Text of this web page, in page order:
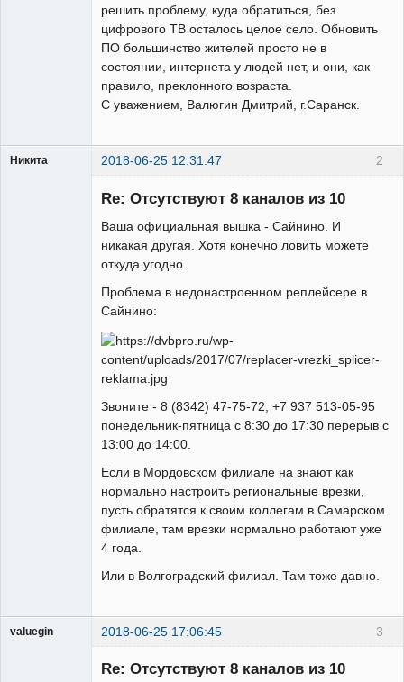
решить проблему, куда обратиться, без
цифрового ТВ осталось целое село. Обновить
ПО большинство жителей просто не в
состоянии, интернета у людей нет, и они, как
правило, преклонного возраста.
С уважением, Валюгин Дмитрий, г.Саранск.
2
Никита 2018-06-25 12:31:47
Re: Отсутствуют 8 каналов из 10
Ваша официальная вышка - Сайнино. И
никакая другая. Хотя конечно ловить можете
откуда угодно.
Проблема в недонастроенном реплейсере в
Сайнино:
Звоните - 8 (8342) 47-75-72, +7 937 513-05-95
понедельник-пятница с 8:30 до 17:30 перерыв с
13:00 до 14:00.
Если в Мордовском филиале на знают как
нормально настроить региональные врезки,
пусть обратятся к своим коллегам в Самарском
филиале, там врезки нормально работают уже
4 года.
Или в Волгоградский филиал. Там тоже давно.
3
valuegin 2018-06-25 17:06:45
Re: Отсутствуют 8 каналов из 10